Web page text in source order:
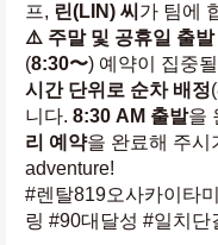
프, 린(LIN) 씨 가 팀에
⚠️ 주말 및 공휴일 출
(8:30〜) 예약이 집중
시간 단위로 순차 배정
니다. 8:30 AM 출발을
리 예약을 완료해 주시
adventure!
#렌탈819오사카이타
링 #90대달성 #일치단